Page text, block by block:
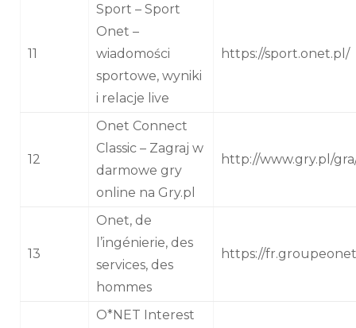
11
Sport – Sport
Onet –
wiadomości
sportowe, wyniki
i relacje live
https://sport.onet.pl/
12
Onet Connect
Classic – Zagraj w
darmowe gry
online na Gry.pl
http://www.gry.pl/
13
Onet, de
l’ingénierie, des
services, des
hommes
https://
O*NET Interest